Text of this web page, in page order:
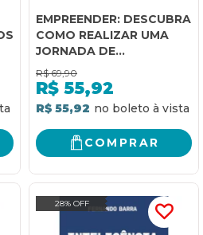
EMPREENDER: DESCUBRA
COMO REALIZAR UMA
JORNADA DE
ESTRATÉGIAS
VENCEDORAS
R$ 69,90
R$ 55,92
R$ 55,92
COMPRAR
28% OFF